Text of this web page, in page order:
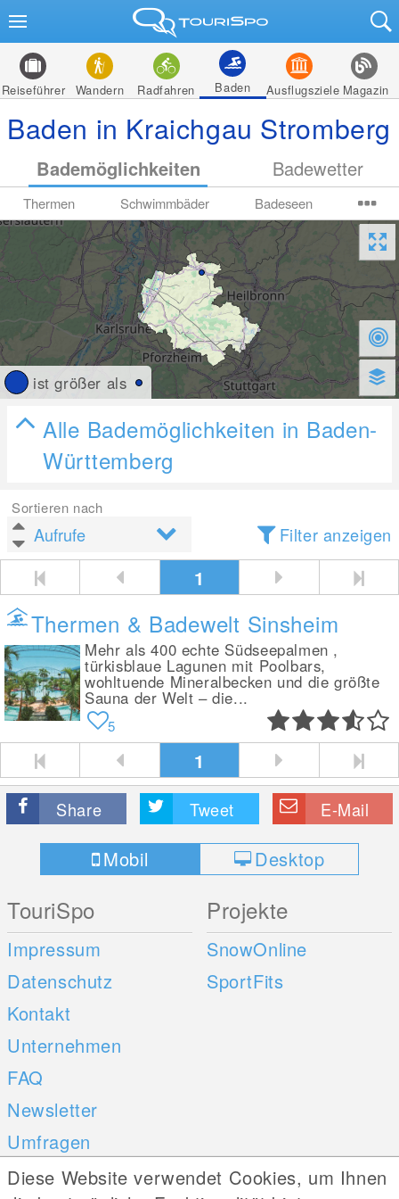
Reiseführer Wandern Radfahren Baden Ausflugsziele Magazin
Baden in Kraichgau Stromberg
Bademöglichkeiten Badewetter
Thermen Schwimmbäder Badeseen
ist größer als
Alle Bademöglichkeiten in Baden-
Württemberg
Sortieren nach
Filter anzeigen
1
Thermen & Badewelt Sinsheim
Mehr als 400 echte Südseepalmen ,
türkisblaue Lagunen mit Poolbars,
wohltuende Mineralbecken und die größte
Sauna der Welt – die...
5
1
Share Tweet E-Mail
Mobil Desktop
TouriSpo
Impressum
Datenschutz
Kontakt
Unternehmen
FAQ
Newsletter
Umfragen
Projekte
SnowOnline
SportFits
Diese Website verwendet Cookies, um Ihnen